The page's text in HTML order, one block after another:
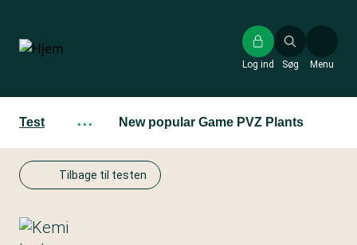
hovedindhold
Søg
Log ind Menu
Test ··· New popular Game PVZ Plants
Tilbage til testen